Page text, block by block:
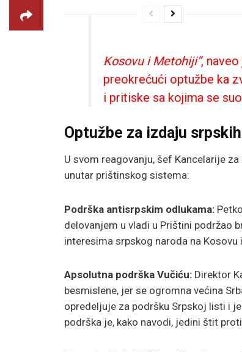
Kosovu i Metohiji“,
preokrećući optužbe ka
i pritiske sa kojima se
Optužbe za izdaju
U svom reagovanju, šef Kancelarije
unutar prištinskog sistema:
Podrška antisrpskim odlukama:
delovanjem u vladi u Prištini podržao
interesima srpskog naroda na Kosovu
Apsolutna podrška Vučiću: Direktor
besmislene, jer se ogromna većina
opredeljuje za podršku Srpskoj listi i
podrška je, kako navodi, jedini štit